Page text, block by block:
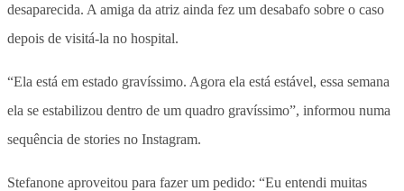
desaparecida. A amiga da atriz ainda fez um desabafo sobre o caso
depois de visitá-la no hospital.
“Ela está em estado gravíssimo. Agora ela está estável, essa semana
ela se estabilizou dentro de um quadro gravíssimo”, informou numa
sequência de stories no Instagram.
Stefanone aproveitou para fazer um pedido: “Eu entendi muitas